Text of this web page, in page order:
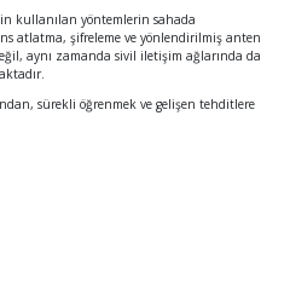
kullanılan yöntemlerin sahada
atlatma, şifreleme ve yönlendirilmiş anten
aynı zamanda sivil iletişim ağlarında da
sürekli öğrenmek ve gelişen tehditlere